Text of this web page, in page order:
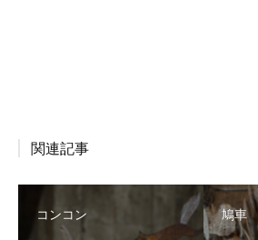
関連記事
コンコン 鳩車